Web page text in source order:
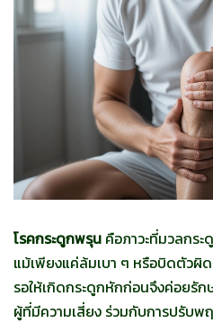
โรคกระดูกพรุน คือภาวะที่มวลกระ
แม้เพียงแค่ล้มเบา ๆ หรือบิดตัวผิ
รอให้เกิดกระดูกหักก่อนจึงค่อยรัก
ผู้ที่มีความเสี่ยง ร่วมกับการปรับพ